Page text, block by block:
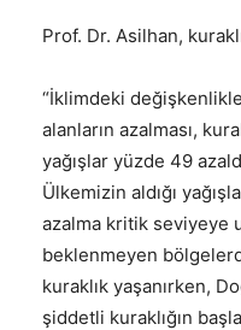
Prof. Dr. Asilhan,
“İklimdeki
alanların azalması,
yağışlar yüzde 49
Ülkemizin aldığı
azalma kritik seviyeye
beklenmeyen
kuraklık yaşanırken,
şiddetli kuraklığın